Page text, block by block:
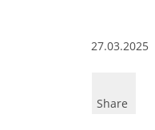
27.03.2025
Share